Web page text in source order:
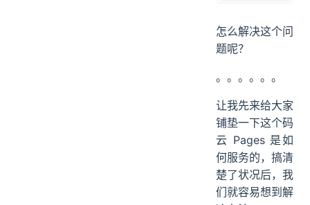
怎么解决这个问
题呢？
。。。。。。
让我先来给大家
铺垫一下这个码
云 Pages 是如
何服务的，搞清
楚了状况后，我
们就容易想到解